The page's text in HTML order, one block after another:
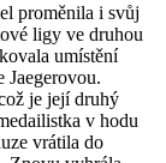
proměnila i svůj
ligy ve druhou
umístění
Jaegerovou.
je její druhý
v hodu
vrátila do